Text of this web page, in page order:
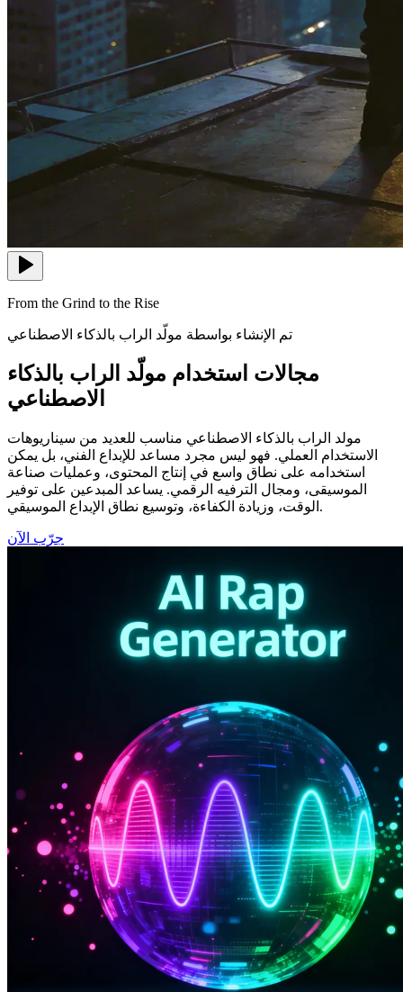
From the Grind to the Rise
تم الإنشاء بواسطة مولّد الراب بالذكاء الاصطناعي
مجالات استخدام مولّد الراب بالذكاء
الاصطناعي
مولد الراب بالذكاء الاصطناعي مناسب للعديد من سيناريوهات
الاستخدام العملي. فهو ليس مجرد مساعد للإبداع الفني، بل يمكن
استخدامه على نطاق واسع في إنتاج المحتوى، وعمليات صناعة
الموسيقى، ومجال الترفيه الرقمي. يساعد المبدعين على توفير
الوقت، وزيادة الكفاءة، وتوسيع نطاق الإبداع الموسيقي.
جرّب الآن